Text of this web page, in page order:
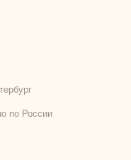
по России